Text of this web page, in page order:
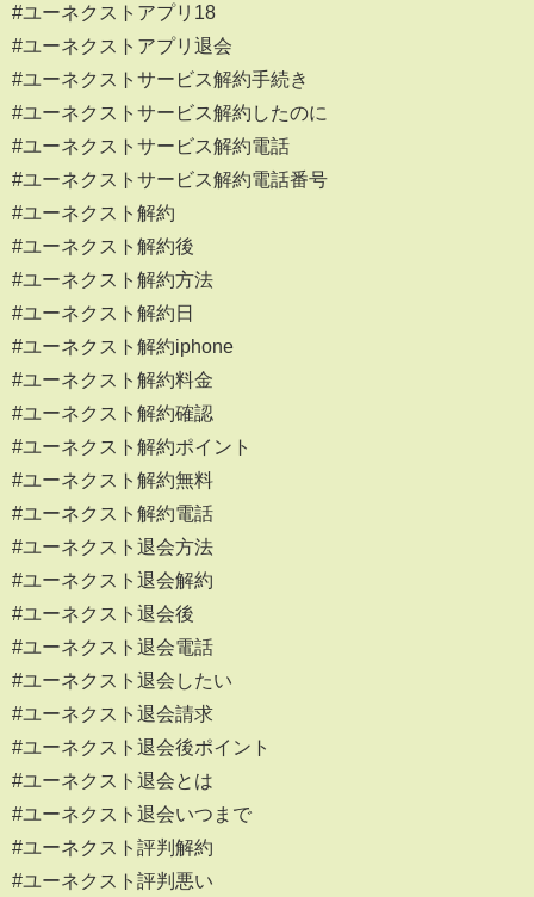
#ユーネクストアプリ18
#ユーネクストアプリ退会
#ユーネクストサービス解約手続き
#ユーネクストサービス解約したのに
#ユーネクストサービス解約電話
#ユーネクストサービス解約電話番号
#ユーネクスト解約
#ユーネクスト解約後
#ユーネクスト解約方法
#ユーネクスト解約日
#ユーネクスト解約iphone
#ユーネクスト解約料金
#ユーネクスト解約確認
#ユーネクスト解約ポイント
#ユーネクスト解約無料
#ユーネクスト解約電話
#ユーネクスト退会方法
#ユーネクスト退会解約
#ユーネクスト退会後
#ユーネクスト退会電話
#ユーネクスト退会したい
#ユーネクスト退会請求
#ユーネクスト退会後ポイント
#ユーネクスト退会とは
#ユーネクスト退会いつまで
#ユーネクスト評判解約
#ユーネクスト評判悪い